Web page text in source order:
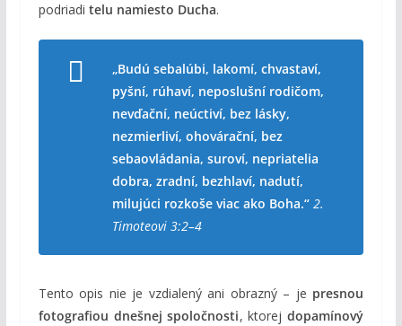
podriadi telu namiesto Ducha.
„Budú sebalúbi, lakomí, chvastaví,
pyšní, rúhaví, neposlušní rodičom,
nevďační, neúctiví, bez lásky,
nezmierliví, ohovárační, bez
sebaovládania, suroví, nepriatelia
dobra, zradní, bezhlaví, nadutí,
milujúci rozkoše viac ako Boha.“ 2.
Timoteovi 3:2–4
Tento opis nie je vzdialený ani obrazný – je presnou
fotografiou dnešnej spoločnosti, ktorejdopamínový